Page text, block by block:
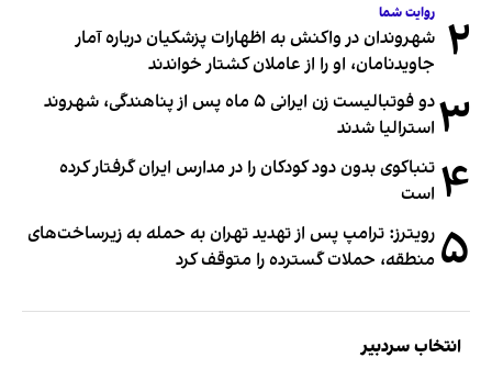
۲ روایت شما
شهروندان در واکنش به اظهارات پزشکیان درباره آمار
جاویدنامان، او را از عاملان کشتار خواندند
۳
دو فوتبالیست زن ایرانی ۵ ماه پس از پناهندگی، شهروند
استرالیا شدند
۴ تنباکوی بدون دود کودکان را در مدارس ایران گرفتار کرده
است
۵ رویترز: ترامپ پس از تهدید تهران به حمله به زیرساخت‌های
منطقه، حملات گسترده را متوقف کرد
انتخاب سردبیر